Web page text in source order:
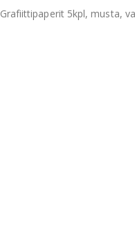
Grafiittipaperit 5kpl, musta,